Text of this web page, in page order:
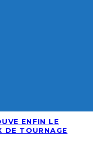
ENFIN LE
DE TOURNAGE